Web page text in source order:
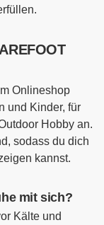
Onlineshop
und Kinder, für
Hobby an.
sodass du dich
kannst.
mit sich?
Kälte und